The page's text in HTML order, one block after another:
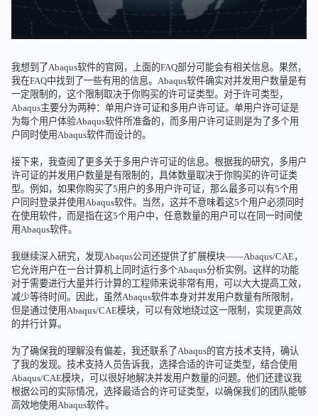
我想到了Abaqus软件的官网，上面的FAQ部分可能会有相关信息。果然，
我在FAQ中找到了一些有用的信息。Abaqus软件确实对并发用户数量是有
一定限制的，这个限制取决于你购买的许可证类型。对于许可类型，
Abaqus主要分为两种：单用户许可证和多用户许可证。单用户许可证是
为每个用户体验Abaqus软件所准备的，而多用户许可证则是为了多个用
户同时使用Abaqus软件而设计的。
接下来，我查阅了更多关于多用户许可证的信息。根据我的研究，多用户
许可证的并发用户数量是有限制的，具体数量取决于你购买的许可证类
型。例如，如果你购买了5用户的多用户许可证，那么最多可以有5个用
户同时登录并使用Abaqus软件。当然，这并不意味着这5个用户必须同时
在使用软件，而是指在这5个用户中，任意数量的用户可以在同一时间使
用Abaqus软件。
我继续深入研究，发现Abaqus公司还提供了扩展模块——Abaqus/CAE，
它允许用户在一台计算机上同时运行多个Abaqus分析实例。这样的功能
对于需要进行大量并行计算的工程师来说非常有用，可以大大提高工效，
减少等待时间。因此，虽然Abaqus软件本身对并发用户数量有所限制，
但是通过使用Abaqus/CAE模块，可以有效地绕过这一限制，实现更高效
的并行计算。
为了确保我的理解没有偏差，我还联系了Abaqus的官方技术支持，确认
了我的发现。技术支持人员告诉我，选择合适的许可证类型，结合使用
Abaqus/CAE模块，可以很好地解决并发用户数量的问题。他们还建议我
根据公司的实际情况，选择最适合的许可证类型，以确保我们的团队能够
高效地使用Abaqus软件。